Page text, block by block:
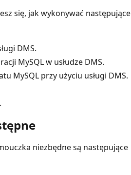
się, jak wykonywać następujące
DMS.
MySQL w usłudze DMS.
MySQL przy użyciu usługi DMS.
niezbędne są następujące